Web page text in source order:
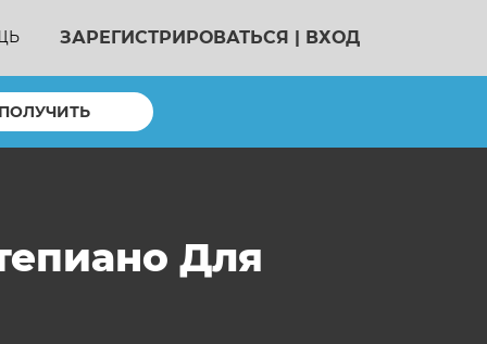
ЗАРЕГИСТРИРОВАТЬСЯ | ВХОД
Для